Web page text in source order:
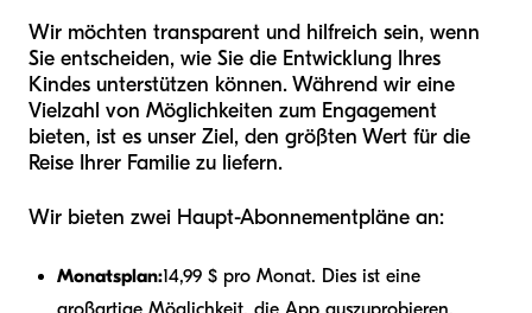
Wir möchten transparent und hilfreich sein, wenn
Sie entscheiden, wie Sie die Entwicklung Ihres
Kindes unterstützen können. Während wir eine
Vielzahl von Möglichkeiten zum Engagement
bieten, ist es unser Ziel, den größten Wert für die
Reise Ihrer Familie zu liefern.
Wir bieten zwei Haupt-Abonnementpläne an:
Monatsplan:14,99 $ pro Monat. Dies ist eine